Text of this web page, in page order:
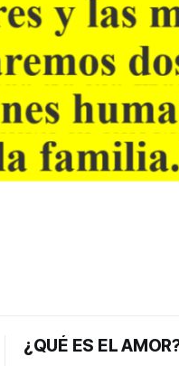
¿QUÉ ES EL